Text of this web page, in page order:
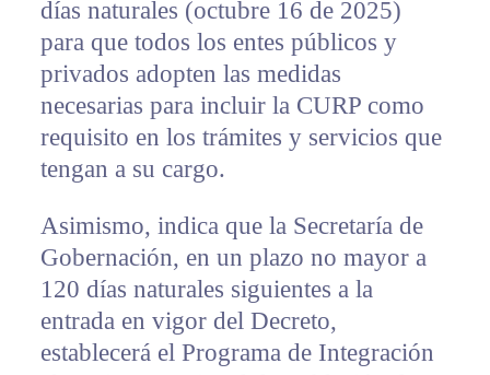
días naturales (octubre 16 de 2025)
para que todos los entes públicos y
privados adopten las medidas
necesarias para incluir la CURP como
requisito en los trámites y servicios que
tengan a su cargo.
Asimismo, indica que la Secretaría de
Gobernación, en un plazo no mayor a
120 días naturales siguientes a la
entrada en vigor del Decreto,
establecerá el Programa de Integración